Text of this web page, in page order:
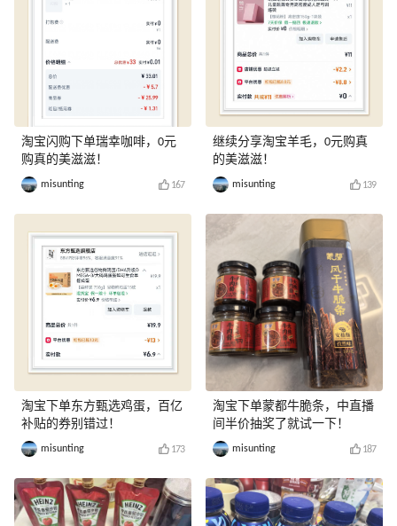
淘宝闪购下单瑞幸咖啡，0元
购真的美滋滋！
misunting 167
淘宝下单东方甄选鸡蛋，百亿
补贴的券别错过！
misunting 173
继续分享淘宝羊毛，0元购真
的美滋滋！
misunting 139
淘宝下单蒙都牛脆条，中直播
间半价抽奖了就试一下！
misunting 187